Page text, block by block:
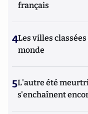
français
4Les villes
monde
5L'autre été
s'enchaînent